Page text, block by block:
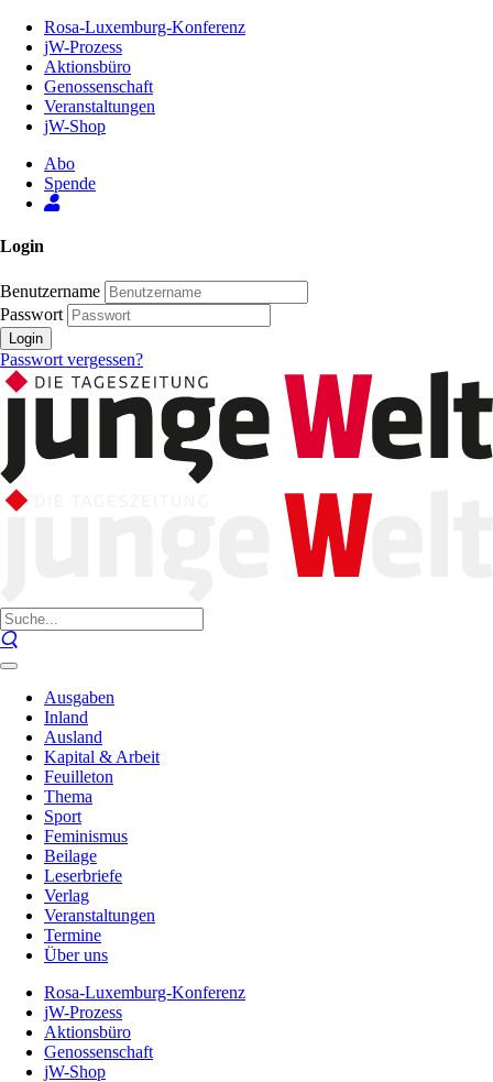
Inhalt
Seite
Rosa-Luxemburg-Konferenz
jW-Prozess
Aktionsbüro
Genossenschaft
Veranstaltungen
jW-Shop
Abo
Spende
Login
Benutzername
Passwort
Login
Passwort vergessen?
Ausgaben
Inland
Ausland
Kapital & Arbeit
Feuilleton
Thema
Sport
Feminismus
Beilage
Leserbriefe
Verlag
Veranstaltungen
Termine
Über uns
Rosa-Luxemburg-Konferenz
jW-Prozess
Aktionsbüro
Genossenschaft
jW-Shop